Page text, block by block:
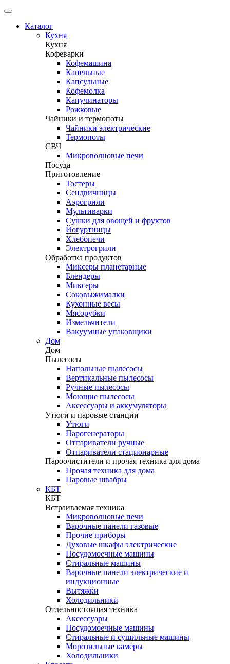
Каталог
Кухня
Кухня
Кофеварки
Кофемашина
Капельные
Капсульные
Кофемолка
Капучинаторы
Рожковые
Чайники и термопоты
Чайники электрические
Термопоты
СВЧ
Микроволновые печи
Посуда
Приготовление
Тостеры
Сендвичницы
Аэрогрили
Мультиварки
Сушки для овощей и фруктов
Йогуртницы
Хлебопечи
Электрогрили
Обработка продуктов
Миксеры планетарные
Блендеры
Миксеры
Соковыжималки
Кухонные весы
Мясорубки
Измельчители
Вакуумные упаковщики
Дом
Дом
Пылесосы
Напольные пылесосы
Вертикальные пылесосы
Ручные пылесосы
Моющие пылесосы
Аксессуары и аккумуляторы
Утюги и паровые станции
Утюги
Парогенераторы
Отпариватели ручные
Отпариватели стационарные
Пароочистители и прочая техника для дома
Прочая техника для дома
Паровые швабры
КБТ
КБТ
Встраиваемая техника
Микроволновые печи
Варочные панели газовые
Прочие приборы
Духовые шкафы электрические
Посудомоечные машины
Стиральные машины
Варочные панели электрические и
индукционные
Вытяжки
Холодильники
Отдельностоящая техника
Аксессуары
Посудомоечные машины
Стиральные и сушильные машины
Морозильные камеры
Холодильники